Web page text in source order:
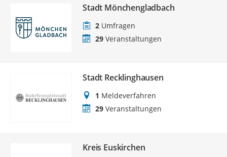
Stadt Mönchengladbach
2 Umfragen
29 Veranstaltungen
Stadt Recklinghausen
1 Meldeverfahren
29 Veranstaltungen
Kreis Euskirchen